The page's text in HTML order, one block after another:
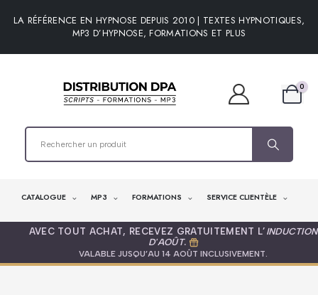
LA RÉFÉRENCE EN HYPNOSE DEPUIS 2010 | TEXTES HYPNOTIQUES,
MP3 D’HYPNOSE, FORMATIONS ET PLUS
0
CATALOGUE MP3 FORMATIONS SERVICE CLIENTÈLE
AVEC TOUT ACHAT, RECEVEZ GRATUITEMENT L’ INDUCTION
D'AOÛT.
VALABLE JUSQU’AU 14 AOÛT INCLUSIVEMENT.